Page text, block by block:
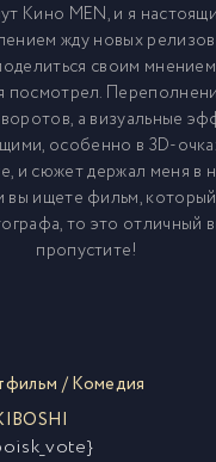
Кино MEN, и я
жду новых
своим
посмотрел.
а визуальные
особенно в 3D-
и сюжет держал меня в
вы ищете фильм,
то это отличный
пропустите!
/Комедия